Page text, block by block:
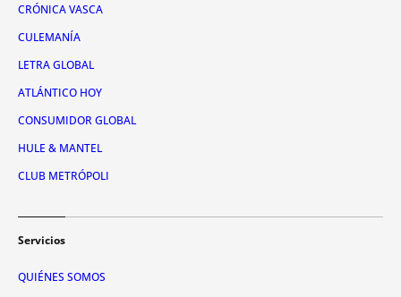
CRÓNICA VASCA
CULEMANÍA
LETRA GLOBAL
ATLÁNTICO HOY
CONSUMIDOR GLOBAL
HULE & MANTEL
CLUB METRÓPOLI
Servicios
QUIÉNES SOMOS